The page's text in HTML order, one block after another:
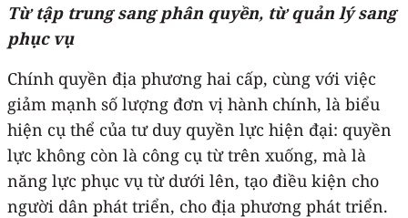
Từ tập trung sang phân quyền, từ quản lý sang
phục vụ
Chính quyền địa phương hai cấp, cùng với việc
giảm mạnh số lượng đơn vị hành chính, là biểu
hiện cụ thể của tư duy quyền lực hiện đại: quyền
lực không còn là công cụ từ trên xuống, mà là
năng lực phục vụ từ dưới lên, tạo điều kiện cho
người dân phát triển, cho địa phương phát triển.